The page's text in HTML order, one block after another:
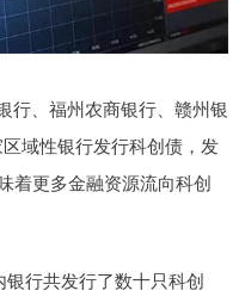
、福州农商银行、赣州银
域性银行发行科创债，发
着更多金融资源流向科创
行共发行了数十只科创